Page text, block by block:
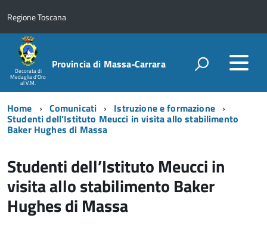
Regione Toscana
Decorata di
Medaglia d'Oro
al V.M.
Provincia di Massa‑Carrara
Home Comunicati Istruzione e formazione
Studenti dell’Istituto Meucci in visita allo stabilimento
Baker Hughes di Massa
Studenti dell’Istituto Meucci in
visita allo stabilimento Baker
Hughes di Massa